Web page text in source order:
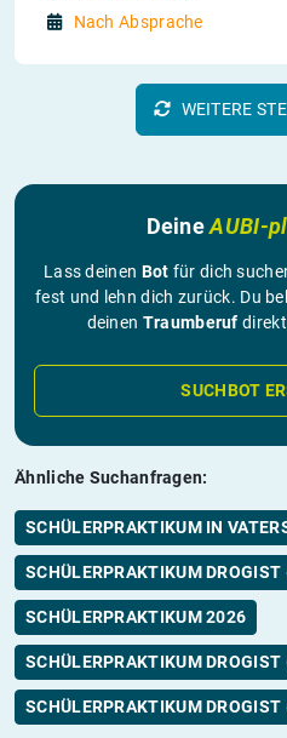
Nach Absprache
WEITERE
DeineAUBI-
Lass deinen Bot für dich
fest und lehn dich zurück. Du
deinen Traumberuf
SUCHBOT
Ähnliche Suchanfragen:
SCHÜLERPRAKTIKUM IN
SCHÜLERPRAKTIKUM
SCHÜLERPRAKTIKUM 2026
SCHÜLERPRAKTIKUM
SCHÜLERPRAKTIKUM